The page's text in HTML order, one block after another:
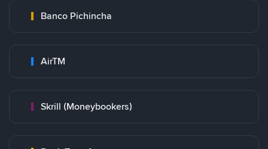
Banco Pichincha
AirTM
Skrill (Moneybookers)